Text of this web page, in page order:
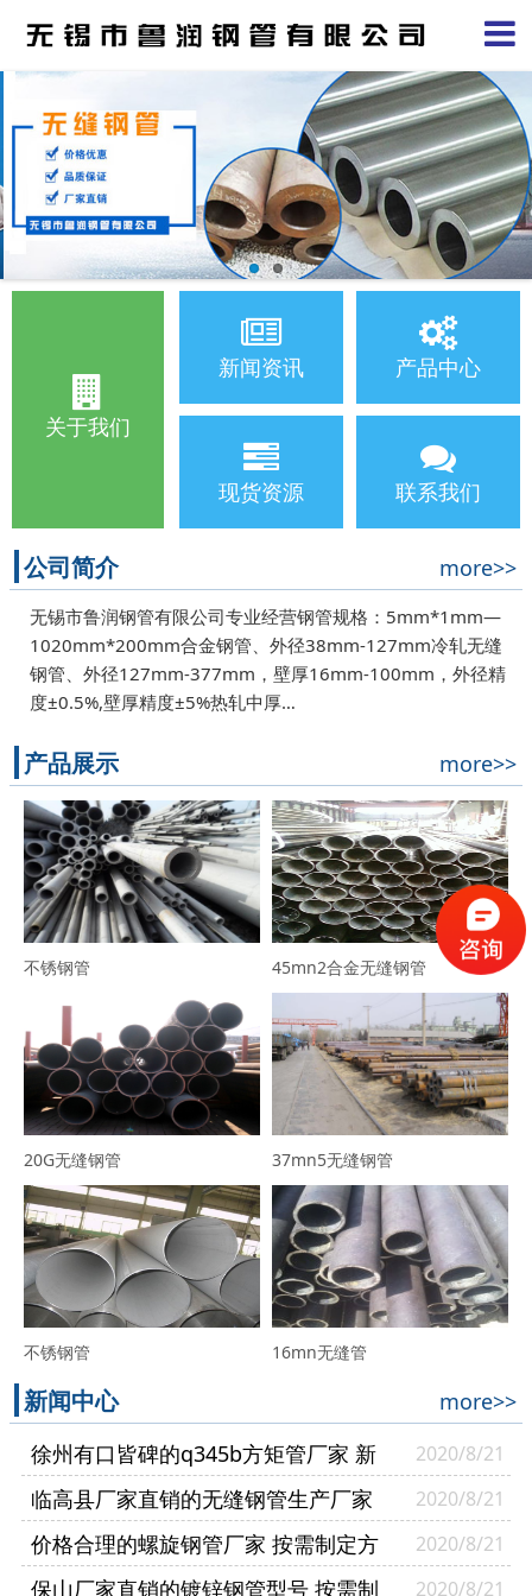
关于我们
新闻资讯 产品中心
现货资源 联系我们
公司简介 more>>
无锡市鲁润钢管有限公司专业经营钢管规格：5mm*1mm—
1020mm*200mm合金钢管、外径38mm-127mm冷轧无缝
钢管、外径127mm-377mm，壁厚16mm-100mm，外径精
度±0.5%,壁厚精度±5%热轧中厚…
产品展示 more>>
不锈钢管 45mn2合金无缝钢管
20G无缝钢管 37mn5无缝钢管
不锈钢管 16mn无缝管
新闻中心
more>>
徐州有口皆碑的q345b方矩管厂家 新
货供应
2020/8/21
临高县厂家直销的无缝钢管生产厂家
实力厂家
2020/8/21
价格合理的螺旋钢管厂家 按需制定方
矩管厂家
2020/8/21
保山厂家直销的镀锌钢管型号 按需制 2020/8/21